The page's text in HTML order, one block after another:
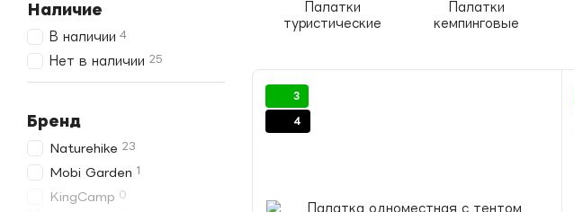
Палатки
туристические
Палатки
кемпинговые
3
4
Наличие
В наличии 4
Нет в наличии 25
Бренд
Naturehike 23
Mobi Garden 1
KingCamp 0